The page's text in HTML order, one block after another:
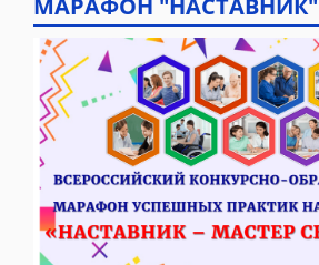
МАРАФОН "НАСТАВНИК"